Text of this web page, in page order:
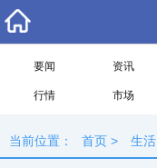
要闻 资讯
行情 市场
当前位置： 首页 > 生活